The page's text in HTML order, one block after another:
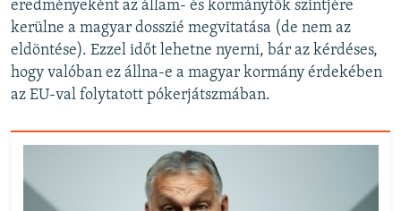
eredményeként az állam- és kormányfők szintjére
kerülne a magyar dosszié megvitatása (de nem az
eldöntése). Ezzel időt lehetne nyerni, bár az kérdéses,
hogy valóban ez állna-e a magyar kormány érdekében
az EU-val folytatott pókerjátszmában.